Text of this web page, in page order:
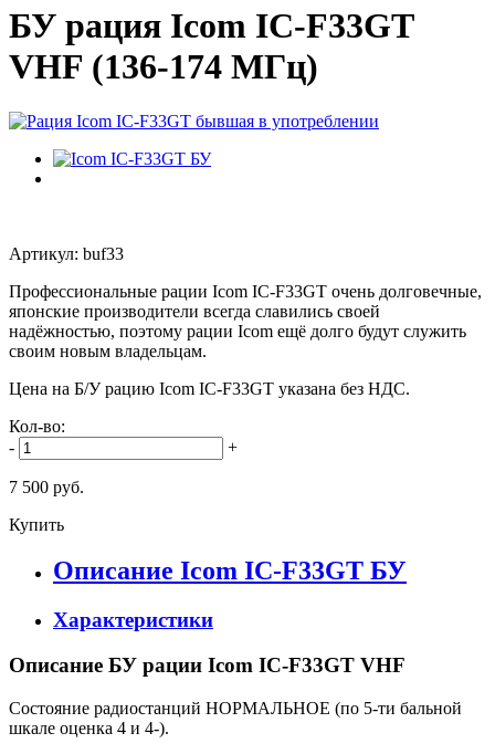
БУ рация Icom IC-F33GT
VHF (136-174 МГц)
Артикул: buf33
Профессиональные рации Icom IC-F33GT очень долговечные,
японские производители всегда славились своей
надёжностью, поэтому рации Icom ещё долго будут служить
своим новым владельцам.
Цена на Б/У рацию Icom IC-F33GT указана без НДС.
Кол-во:
-
+
7 500 руб.
Купить
Описание Icom IC-F33GT БУ
Характеристики
Описание БУ рации Icom IC-F33GT VHF
Состояние радиостанций НОРМАЛЬНОЕ (по 5-ти бальной
шкале оценка 4 и 4-).